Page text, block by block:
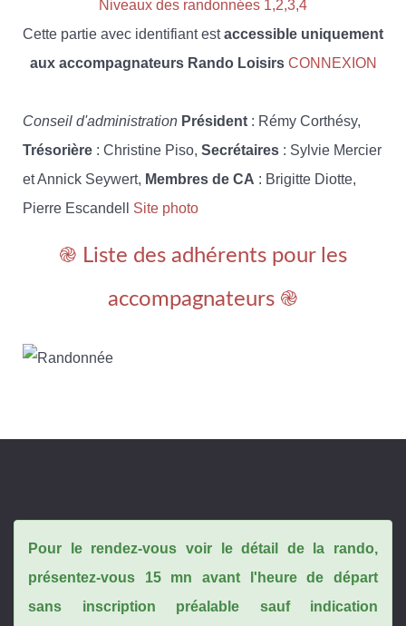
Niveaux des randonnées 1,2,3,4
Cette partie avec identifiant estaccessible uniquement
aux accompagnateurs Rando Loisirs CONNEXION
Conseil d'administration Président : Rémy Corthésy,
Trésorière : Christine Piso, Secrétaires : Sylvie Mercier
et Annick Seywert, Membres de CA : Brigitte Diotte,
Pierre Escandell Site photo
֎ Liste des adhérents pour les
accompagnateurs ֎
Pour le rendez-vous voir le détail de la rando,
présentez-vous 15 mn avant l'heure de départ
sans inscription préalable sauf indication